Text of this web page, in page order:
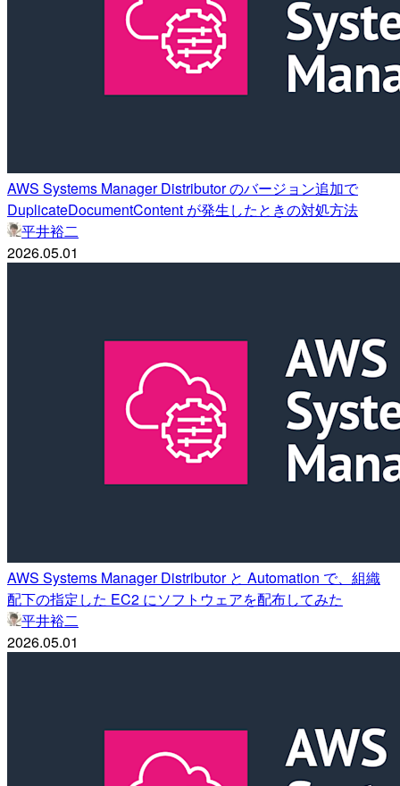
AWS Systems Manager Distributor のバージョン追加で
DuplicateDocumentContent が発生したときの対処方法
平井裕二
2026.05.01
AWS Systems Manager Distributor と Automation で、組織
配下の指定した EC2 にソフトウェアを配布してみた
平井裕二
2026.05.01